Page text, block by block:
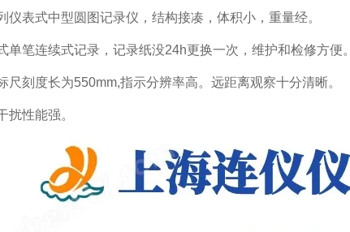
仪表式中型圆图记录仪，结构接凑，体积小，重量经。
单笔连续式记录，记录纸没24h更换一次，维护和检修方便。
尺刻度长为550mm,指示分辨率高。远距离观察十分清晰。
扰性能强。